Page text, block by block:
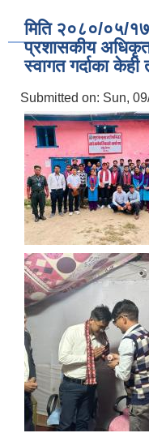
मिति २०८०/०५/
प्रशासकीय अधिकृत
स्वागत गर्दाका केही
Submitted on: Sun,